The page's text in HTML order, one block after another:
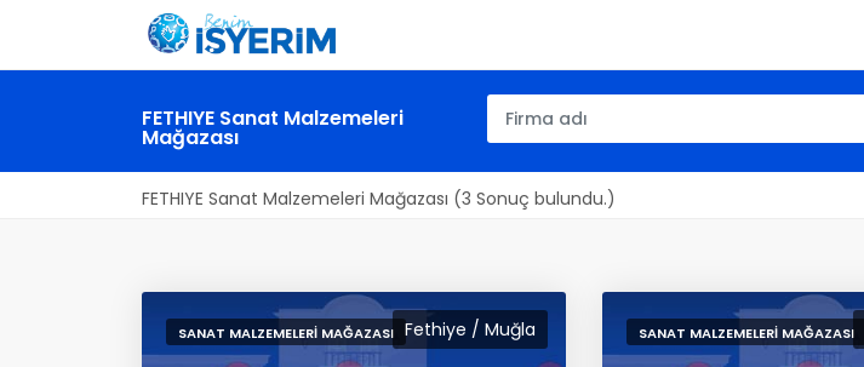
FETHIYE Sanat Malzemeleri
Mağazası
FETHIYE Sanat Malzemeleri Mağazası (3 Sonuç bulundu.)
Fethiye / Muğla
SANAT MALZEMELERI MAĞAZASI SANAT MALZEMELERI MAĞAZASI